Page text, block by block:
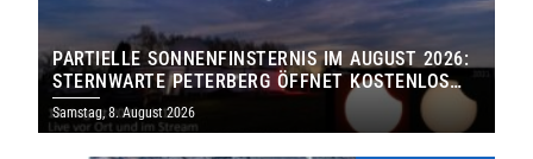
PARTIELLE SONNENFINSTERNIS IM AUGUST 2026:
STERNWARTE PETERBERG ÖFFNET KOSTENLOS
IHRE TORE
Samstag, 8. August 2026